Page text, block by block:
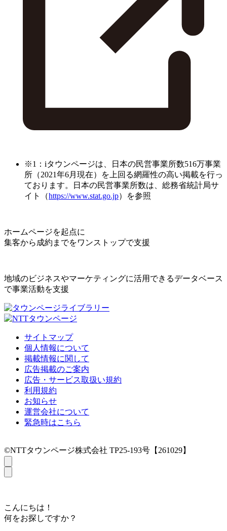
※1：iタウンページは、日本の民営事業所数516万事業
所（2021年6月現在）を上回る網羅性の高い掲載を行っ
ております。日本の民営事業所数は、総務省統計局サ
イト（https://www.stat.go.jp）を参照
ホームページを起点に
集客から成約までをワンストップで支援
地域のビジネスやマーケティングに活用できるデータベース
で事業活動を支援
サイトマップ
個人情報について
掲載情報に関して
広告掲載のご案内
広告・サービス取扱い規約
利用規約
お知らせ
運営会社について
緊急時はこちら
©NTTタウンページ株式会社 TP25-193号【261029】
こんにちは！
何をお探しですか？